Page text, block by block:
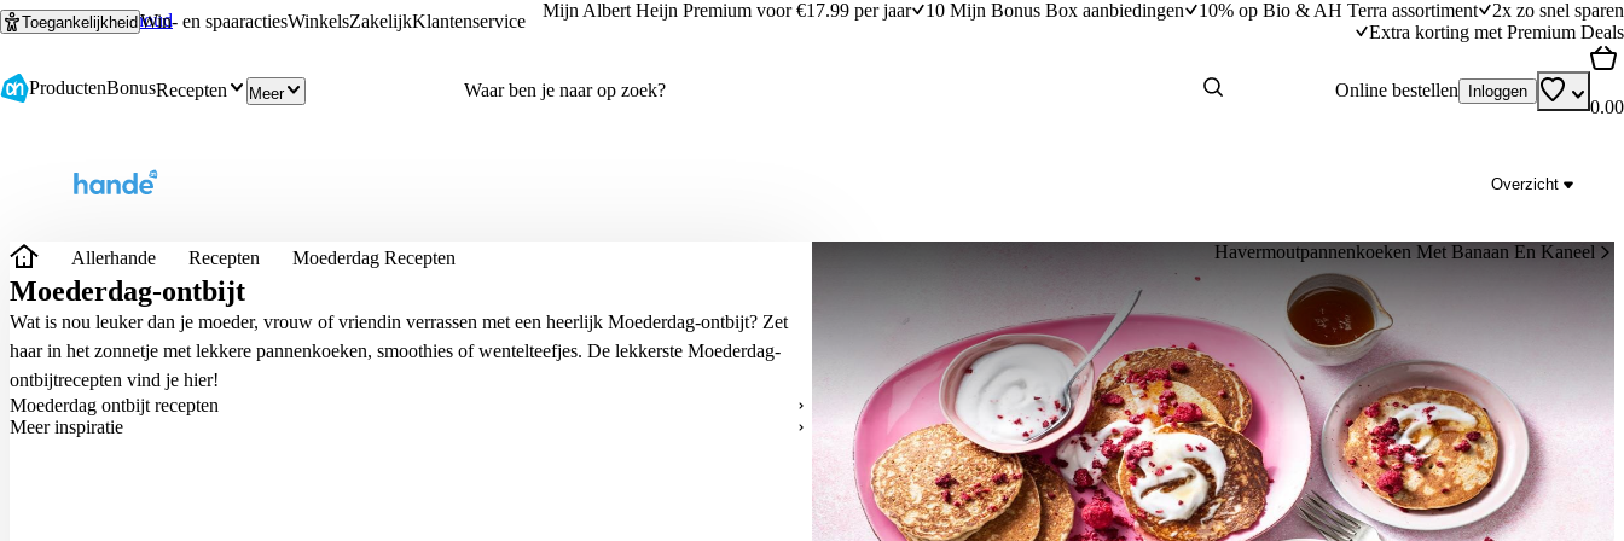
Ga naar hoofdinhoud
Ga naar zoeken
ToegankelijkheidWin- en spaaractiesWinkelsZakelijkKlantenservice
Mijn Albert Heijn Premium voor €17.99 per jaar 10 Mijn Bonus Box aanbiedingen 10% op Bio & AH Terra assortiment
2x zo snel sparen
Extra korting met Premium Deals
ProductenBonusRecepten Meer Online bestellen Inloggen
0.00
Overzicht
Havermoutpannenkoeken Met Banaan En Kaneel
Allerhande Recepten Moederdag Recepten
Moederdag-ontbijt
Wat is nou leuker dan je moeder, vrouw of vriendin verrassen met een heerlijk Moederdag-ontbijt? Zet
haar in het zonnetje met lekkere pannenkoeken, smoothies ofwentelteefjes. De lekkerste Moederdag-
ontbijtrecepten vind je hier!
Moederdag ontbijt recepten
Meer inspiratie